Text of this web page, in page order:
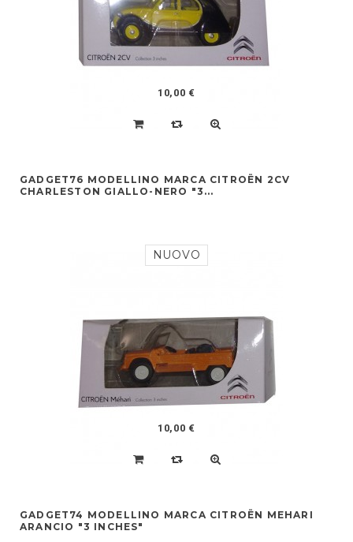
10,00 €
GADGET76 MODELLINO MARCA CITROËN 2CV
CHARLESTON GIALLO-NERO "3...
NUOVO
10,00 €
GADGET74 MODELLINO MARCA CITROËN MEHARI
ARANCIO "3 INCHES"